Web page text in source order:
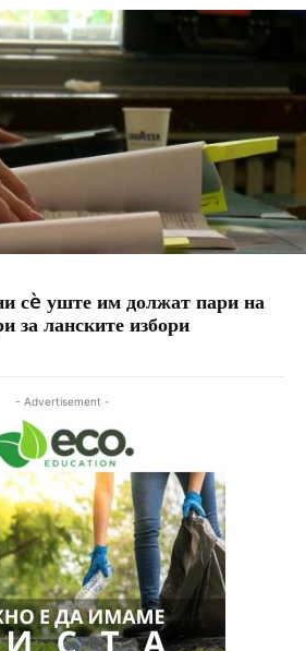
сè уште им должат пари на
за ланските избори
- Advertisement -